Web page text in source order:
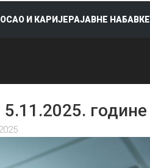
И КАРИЈЕРАЈАВНЕ НАБАВКЕ
године